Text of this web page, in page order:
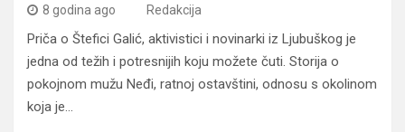
8 godina ago Redakcija
Priča o Štefici Galić, aktivistici i novinarki iz Ljubuškog je
jedna od težih i potresnijih koju možete čuti. Storija o
pokojnom mužu Neđi, ratnoj ostavštini, odnosu s okolinom
koja je…